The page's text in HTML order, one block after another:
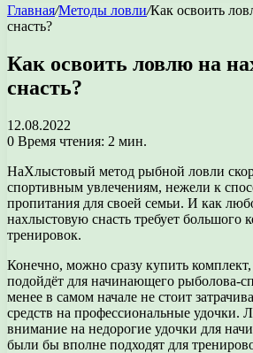
Главная/Методы ловли/Как освоить
снасть?
Как освоить ловлю на
снасть?
12.08.2022
0 Время чтения: 2 мин.
НаХлыстовый метод рыбной ловли
спортивным увлечениям, нежели к
пропитания для своей семьи. И как
нахлыстовую снасть требует большого
тренировок.
Конечно, можно сразу купить
подойдёт для начинающего рыболова-
менее в самом начале не стоит
средств на профессиональные удочки.
внимание на недорогие удочки для
были бы вполне подходят для